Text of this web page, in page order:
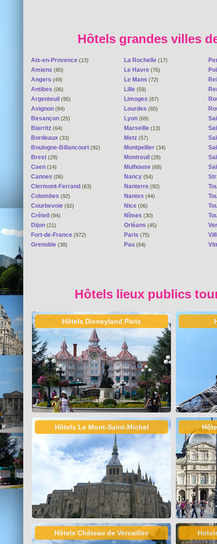
Hôtels grandes villes
Aix-en-Provence (13)
Amiens (80)
Angers (49)
Antibes (06)
Argenteuil (95)
Avignon (84)
Besançon (25)
Biarritz (64)
Bordeaux (33)
Boulogne-Billancourt (92)
Brest (29)
Caen (14)
Cannes (06)
Clermont-Ferrand (63)
Colombes (92)
Courbevoie (92)
Créteil (94)
Dijon (21)
Fort-de-France (972)
Grenoble (38)
La Rochelle (17)
Le Havre (76)
Le Mans (72)
Lille (59)
Limoges (87)
Lourdes (65)
Lyon (69)
Marseille (13)
Metz (57)
Montpellier (34)
Montreuil (28)
Mulhouse (68)
Nancy (54)
Nanterre (92)
Nantes (44)
Nice (06)
Nîmes (30)
Orléans (45)
Paris (75)
Pau (64)
Hôtels lieux publics
Hôtels Disneyland Paris
Hôtels Le Mont-Saint-Michel
Hôtels Château de Versailles